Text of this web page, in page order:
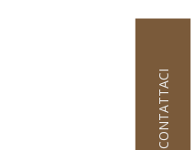
CONTATTACI